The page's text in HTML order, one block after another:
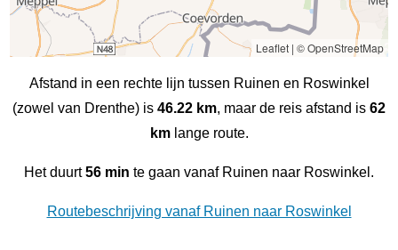
Leaflet| © OpenStreetMap
Afstand in een rechte lijn tussen Ruinen en Roswinkel
(zowel van Drenthe) is 46.22 km, maar de reis afstand is 62
kmlange route.
Het duurt56 min te gaan vanaf Ruinen naar Roswinkel.
Routebeschrijving vanaf Ruinen naar Roswinkel